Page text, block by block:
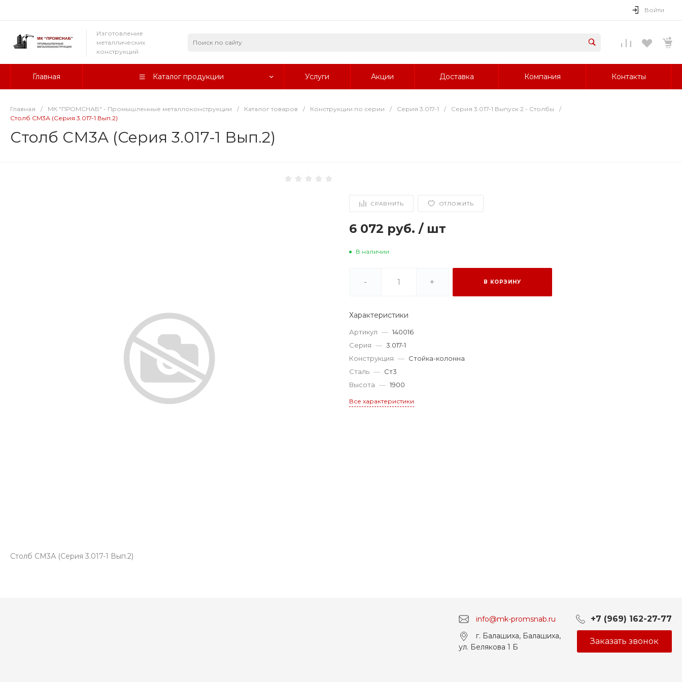
Войти
Изготовление
металлических
конструкций
Главная Каталог продукции Услуги Акции Доставка Компания Контакты
Главная / МК "ПРОМСНАБ" - Промышленные металлоконструкции / Каталог товаров / Конструкции по серии / Серия 3.017-1 / Серия 3.017-1 Выпуск 2 - Столбы
/
Столб СМ3А (Серия 3.017-1 Вып.2)
Столб СМ3А (Серия 3.017-1 Вып.2)
СРАВНИТЬ ОТЛОЖИТЬ
6 072 руб. / шт
В наличии
- + В КОРЗИНУ
Характеристики
Артикул — 140016
Серия — 3.017-1
Конструкция — Стойка-колонна
Сталь — Ст3
Высота — 1900
Все характеристики
Столб СМ3А (Серия 3.017-1 Вып.2)
info@mk-promsnab.ru +7 (969) 162-27-77
г. Балашиха, Балашиха,
ул. Белякова 1 Б
Заказать звонок